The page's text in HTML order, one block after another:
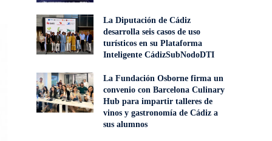
La Diputación de Cádiz
desarrolla seis casos de uso
turísticos en su Plataforma
Inteligente CádizSubNodoDTI
La Fundación Osborne firma un
convenio con Barcelona Culinary
Hub para impartir talleres de
vinos y gastronomía de Cádiz a
sus alumnos